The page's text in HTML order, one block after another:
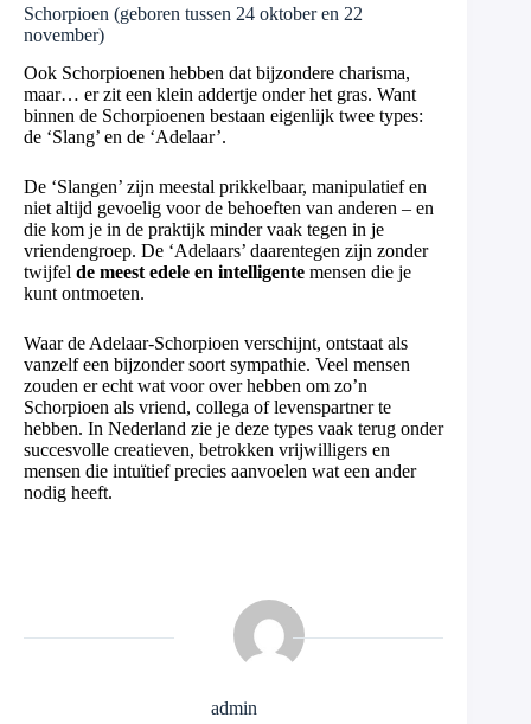
Schorpioen (geboren tussen 24 oktober en 22
november)
Ook Schorpioenen hebben dat bijzondere charisma,
maar… er zit een klein addertje onder het gras. Want
binnen de Schorpioenen bestaan eigenlijk twee types:
de ‘Slang’ en de ‘Adelaar’.
De ‘Slangen’ zijn meestal prikkelbaar, manipulatief en
niet altijd gevoelig voor de behoeften van anderen – en
die kom je in de praktijk minder vaak tegen in je
vriendengroep. De ‘Adelaars’ daarentegen zijn zonder
twijfel de meest edele en intelligente mensen die je
kunt ontmoeten.
Waar de Adelaar-Schorpioen verschijnt, ontstaat als
vanzelf een bijzonder soort sympathie. Veel mensen
zouden er echt wat voor over hebben om zo’n
Schorpioen als vriend, collega of levenspartner te
hebben. In Nederland zie je deze types vaak terug onder
succesvolle creatieven, betrokken vrijwilligers en
mensen die intuïtief precies aanvoelen wat een ander
nodig heeft.
admin